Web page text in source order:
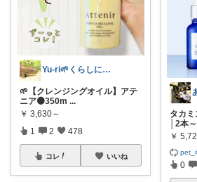
Yu-ri🌱くらしに役立つアイテム
🌱【クレンジングオイル】アテ
ニア🟠350m ...
￥ 3,630～
1 2 478
コレ いいね
タカ
│2本
￥
0